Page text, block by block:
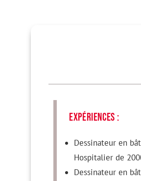
expériences :
Dessinateur en
Hospitalier de
Dessinateur en